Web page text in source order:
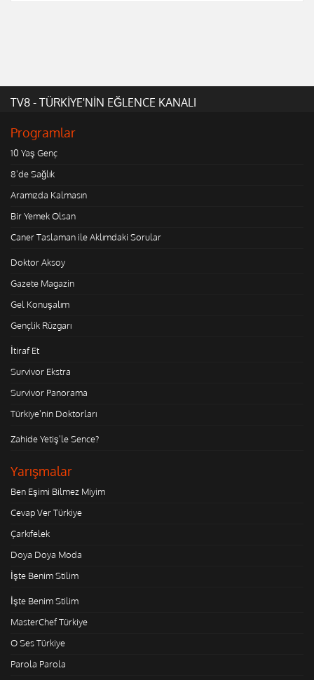
TV8 - TÜRKİYE'NİN EĞLENCE KANALI
Programlar
10 Yaş Genç
8'de Sağlık
Aramızda Kalmasın
Bir Yemek Olsan
Caner Taslaman ile Aklımdaki Sorular
Doktor Aksoy
Gazete Magazin
Gel Konuşalım
Gençlik Rüzgarı
İtiraf Et
Survivor Ekstra
Survivor Panorama
Türkiye'nin Doktorları
Zahide Yetiş'le Sence?
Yarışmalar
Ben Eşimi Bilmez Miyim
Cevap Ver Türkiye
Çarkıfelek
Doya Doya Moda
İşte Benim Stilim
İşte Benim Stilim
MasterChef Türkiye
O Ses Türkiye
Parola Parola